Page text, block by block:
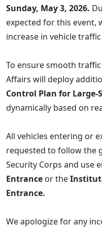
Sunday, May 3, 2026.
expected for this event,
increase in vehicle
To ensure smooth
Affairs will deploy
Control Plan for Large-
dynamically based on
All vehicles entering or
requested to follow the
Security Corps and use
Entrance or the
Entrance.
We apologize for any